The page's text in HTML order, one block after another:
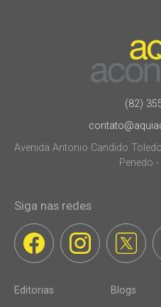
(82)
Avenida Antonio Candido
Penedo
Siga nas redes
Editorias Blogs